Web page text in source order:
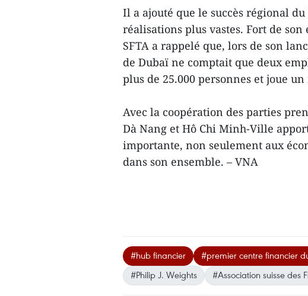
Il a ajouté que le succès régional
réalisations plus vastes. Fort de
SFTA a rappelé que, lors de son
de Dubaï ne comptait que deux
plus de 25.000 personnes et joue
Avec la coopération des parties
Dà Nang et Hô Chi Minh-Ville
importante, non seulement aux
dans son ensemble. – VNA
#hub financier #premier centre financier
#Philip J. Weights
#Association suisse des